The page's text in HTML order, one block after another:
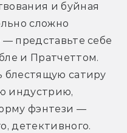
и буйная
сложно
представьте себе
и Пратчеттом.
блестящую сатиру
индустрию,
фэнтези —
детективного.